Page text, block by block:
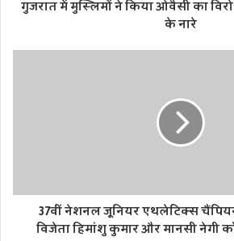
गुजरात में मुस्लिमों ने किया ओवैसी का
के नारे
37वीं नेशनल जूनियर एथलेटिक्स
विजेता हिमांशु कुमार और मानसी नेगी